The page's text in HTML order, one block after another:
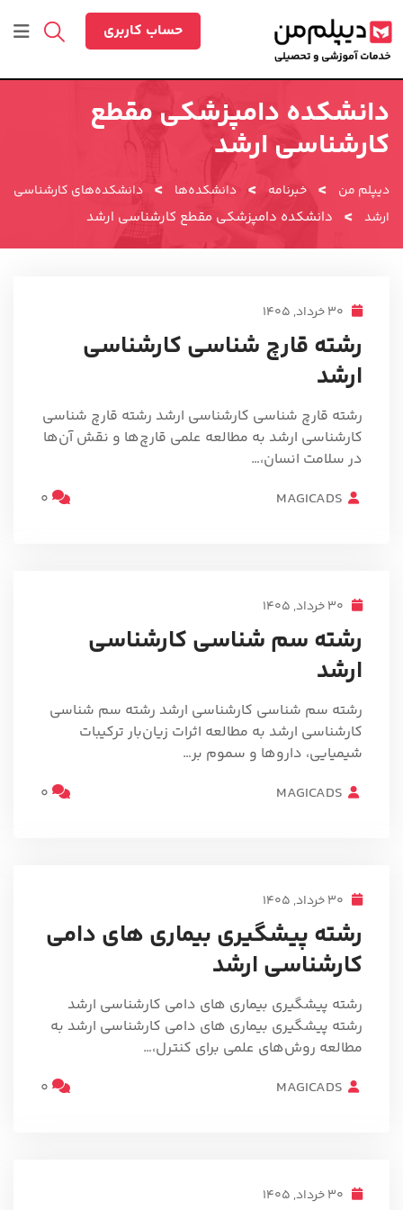
به
محتوا
حساب کاربری
دانشکده دامپزشکی مقطع
کارشناسی ارشد
دیپلم من > خبرنامه > دانشکده‌ها > دانشکده‌های کارشناسی
ارشد > دانشکده دامپزشکی مقطع کارشناسی ارشد
رشته قارچ شناسی کارشناسی
ارشد
رشته قارچ شناسی کارشناسی ارشد رشته قارچ شناسی
کارشناسی ارشد به مطالعه علمی قارچ‌ها و نقش آن‌ها
در سلامت انسان،…
MAGICADS
رشته سم شناسی کارشناسی
ارشد
رشته سم شناسی کارشناسی ارشد رشته سم شناسی
کارشناسی ارشد به مطالعه اثرات زیان‌بار ترکیبات
شیمیایی، داروها و سموم بر…
MAGICADS
رشته پیشگیری بیماری های دامی
کارشناسی ارشد
رشته پیشگیری بیماری های دامی کارشناسی ارشد
رشته پیشگیری بیماری های دامی کارشناسی ارشد به
مطالعه روش‌های علمی برای کنترل،…
MAGICADS